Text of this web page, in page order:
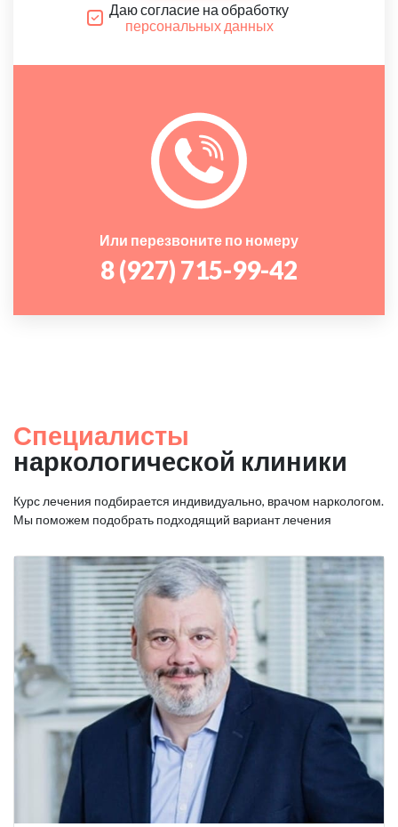
Даю согласие на обработку
персональных данных
Или перезвоните по номеру
8 (927) 715-99-42
Специалисты
наркологической клиники
Курс лечения подбирается индивидуально, врачом наркологом.
Мы поможем подобрать подходящий вариант лечения